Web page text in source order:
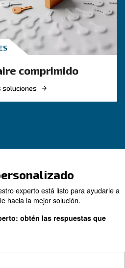
respuestas sobre el aire
la mayoría de las
sobre el aire